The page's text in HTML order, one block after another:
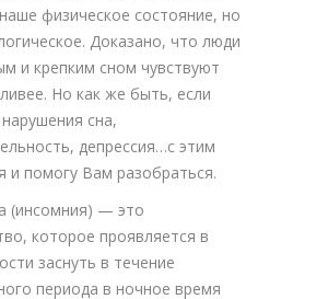
физическое состояние, но
Доказано, что люди
и крепким сном чувствуют
Но как же быть, если
сна,
депрессия…с этим
и помогу Вам разобраться.
(инсомния) — это
которое проявляется в
заснуть в течение
периода в ночное время